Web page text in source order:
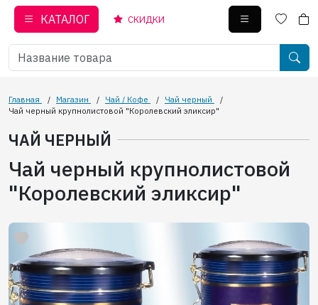
КАТАЛОГ СКИДКИ
Главная / Магазин / Чай / Кофе / Чай черный
/
Чай черный крупнолистовой "Королевский эликсир"
ЧАЙ ЧЕРНЫЙ
Чай черный крупнолистовой
"Королевский эликсир"